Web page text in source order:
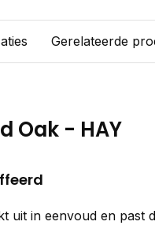
Gerelateerde
Oak - HAY
uit in eenvoud en past